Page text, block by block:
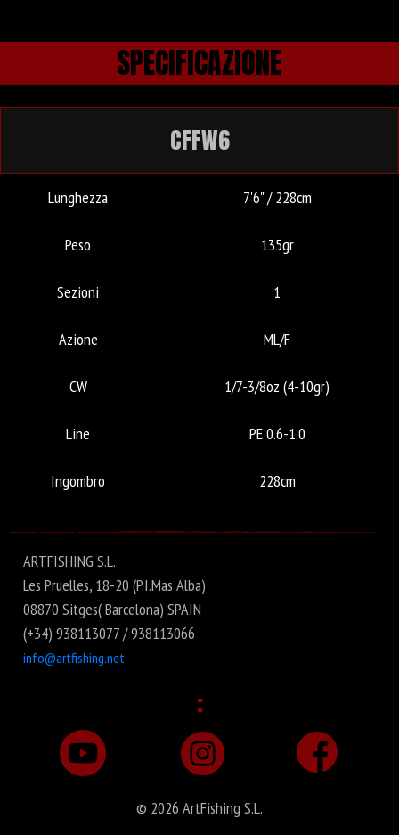
SPECIFICAZIONE
CFFW6
Lunghezza 7'6" / 228cm
Peso 135gr
Sezioni 1
Azione ML/F
CW 1/7-3/8oz (4-10gr)
Line PE 0.6-1.0
Ingombro 228cm
ARTFISHING S.L.
Les Pruelles, 18-20 (P.I.Mas Alba)
08870 Sitges( Barcelona) SPAIN
(+34) 938113077 / 938113066
info@artfishing.net
:
© 2026 ArtFishing S.L.